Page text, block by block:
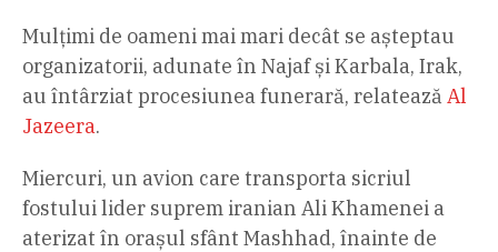
Mulțimi de oameni mai mari decât se așteptau
organizatorii, adunate în Najaf și Karbala, Irak,
au întârziat procesiunea funerară, relateazăAl
Jazeera.
Miercuri, un avion care transporta sicriul
fostului lider suprem iranian Ali Khamenei a
aterizat în orașul sfânt Mashhad, înainte de